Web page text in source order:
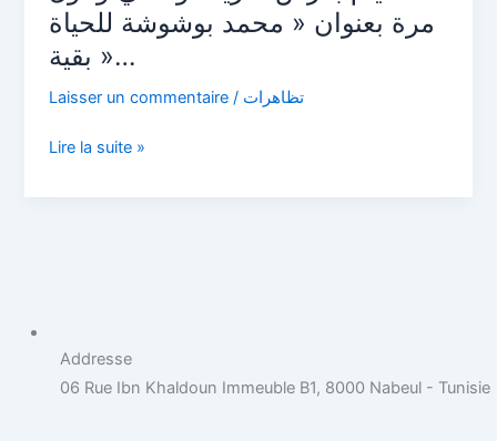
مرة بعنوان « محمد بوشوشة للحياة
بقية »…
Laisser un commentaire / تظاهرات
وثائقي
ولأول
مرة
بعنوان
محمد
Lire la suite »
Addresse
06 Rue Ibn Khaldoun Immeuble B1, 8000 Nabeul - Tunisie